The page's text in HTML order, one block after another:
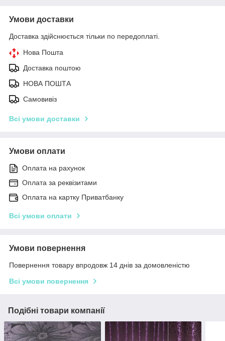
Умови доставки
Доставка здійснюється тільки по передоплаті.
Нова Пошта
Доставка поштою
НОВА ПОШТА
Самовивіз
Всі умови доставки
Умови оплати
Оплата на рахунок
Оплата за реквізитами
Оплата на картку Приватбанку
Всі умови оплати
Умови повернення
Повернення товару впродовж 14 днів за домовленістю
Всі умови повернення
Подібні товари компанії